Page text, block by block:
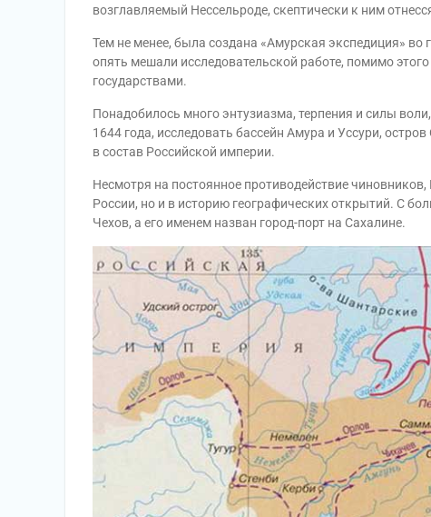
возглавляемый Нессельроде, скептически к ним
Тем не менее, была создана «Амурская экспедиция»
опять мешали исследовательской работе, помимо
государствами.
Понадобилось много энтузиазма, терпения и силы
1644 года, исследовать бассейн Амура и Уссури,
в состав Российской империи.
Несмотря на постоянное противодействие
России, но и в историю географических открытий. С
Чехов, а его именем назван город-порт на Сахалине.